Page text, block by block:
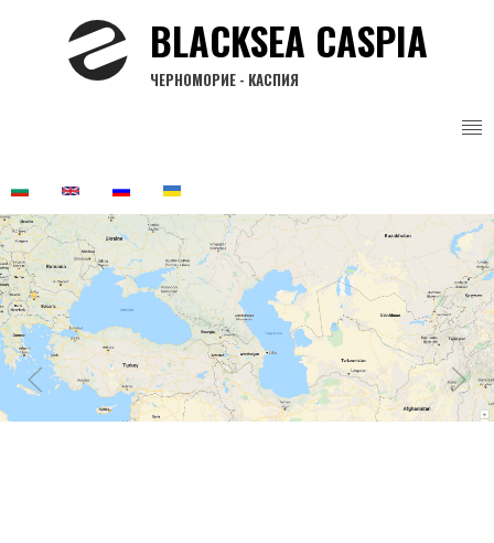
BLACKSEA CASPIA
ЧЕРНОМОРИЕ - КАСПИЯ